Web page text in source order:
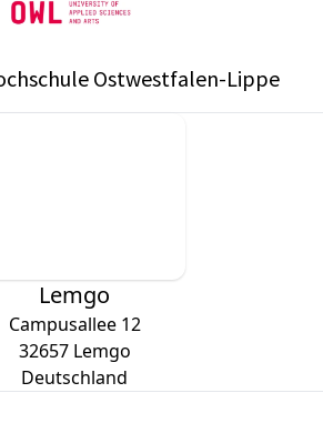
Ostwestfalen-Lippe
Lemgo
Campusallee 12
32657 Lemgo
Deutschland